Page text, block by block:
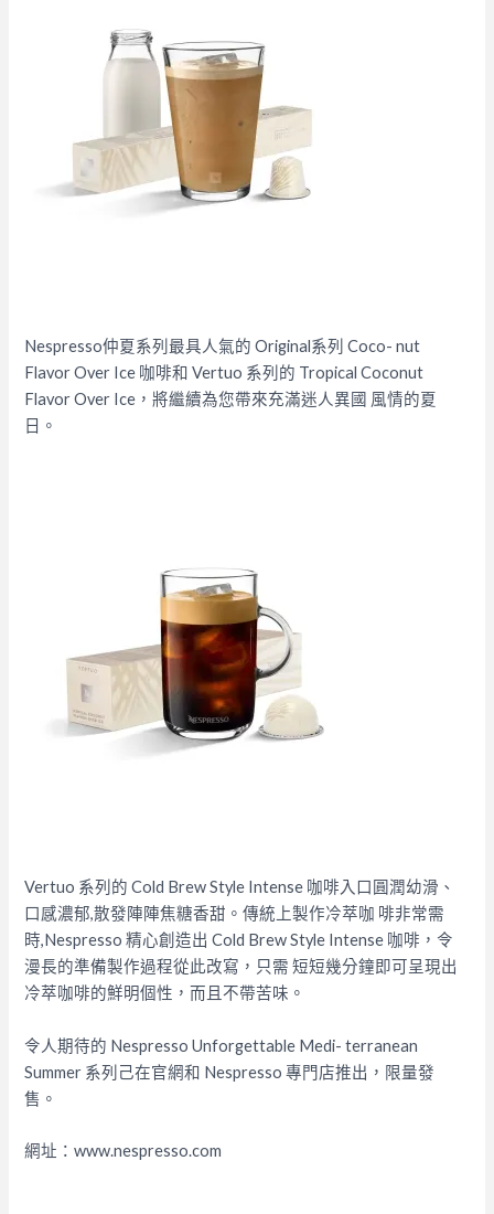
Nespresso仲夏系列最具人氣的 Original系列 Coco- nut
Flavor Over Ice 咖啡和 Vertuo 系列的 Tropical Coconut
Flavor Over Ice，將繼續為您帶來充滿迷人異國 風情的夏
日。
Vertuo 系列的 Cold Brew Style Intense 咖啡入口圓潤幼滑、
口感濃郁,散發陣陣焦糖香甜。傳統上製作冷萃咖 啡非常需
時,Nespresso 精心創造出 Cold Brew Style Intense 咖啡，令
漫長的準備製作過程從此改寫，只需 短短幾分鐘即可呈現出
冷萃咖啡的鮮明個性，而且不帶苦味。
令人期待的 Nespresso Unforgettable Medi- terranean
Summer 系列己在官網和 Nespresso 專門店推出，限量發
售。
網址：www.nespresso.com